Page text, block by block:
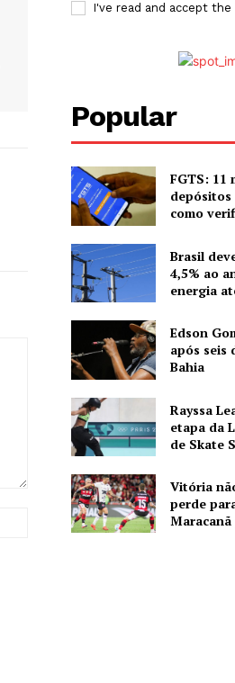
Website:
I've read and accept the
Popular
FGTS: 11
depósitos
como
Brasil
4,5% ao
energia
Edson
após seis
Bahia
Rayssa
etapa da
de Skate
Vitória
perde